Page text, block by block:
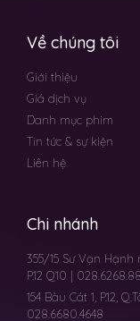
Về chúng tôi
Giới thiệu
Giá dịch vụ
Danh mục phim
Tin tức & sự kiện
Liên hệ
Chi nhánh
355/15 Sư Vạn Hạnh
P.12 Q10 |
154 Bàu Cát 1, P.12,
028.6680.4648